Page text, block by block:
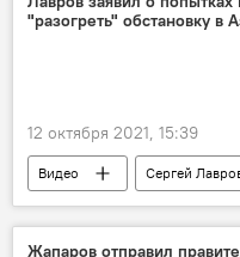
"разогреть" обстановку в
12 октября 2021, 15:39
Видео Сергей
НАТО
Жапаров отправил